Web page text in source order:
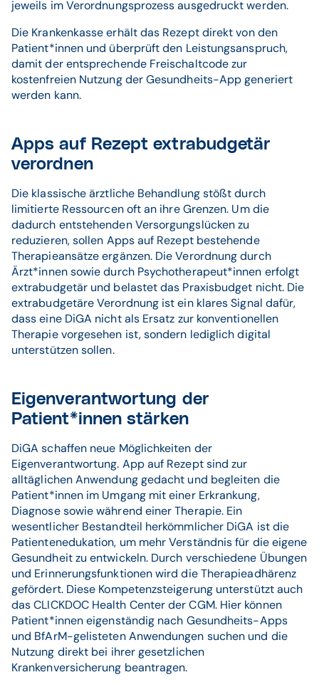
jeweils im Verordnungsprozess ausgedruckt werden.
Die Krankenkasse erhält das Rezept direkt von den
Patient*innen und überprüft den Leistungsanspruch,
damit der entsprechende Freischaltcode zur
kostenfreien Nutzung der Gesundheits-App generiert
werden kann.
Apps auf Rezept extrabudgetär
verordnen
Die klassische ärztliche Behandlung stößt durch
limitierte Ressourcen oft an ihre Grenzen. Um die
dadurch entstehenden Versorgungslücken zu
reduzieren, sollen Apps auf Rezept bestehende
Therapieansätze ergänzen. Die Verordnung durch
Ärzt*innen sowie durch Psychotherapeut*innen erfolgt
extrabudgetär und belastet das Praxisbudget nicht. Die
extrabudgetäre Verordnung ist ein klares Signal dafür,
dass eine DiGA nicht als Ersatz zur konventionellen
Therapie vorgesehen ist, sondern lediglich digital
unterstützen sollen.
Eigenverantwortung der
Patient*innen stärken
DiGA schaffen neue Möglichkeiten der
Eigenverantwortung. App auf Rezept sind zur
alltäglichen Anwendung gedacht und begleiten die
Patient*innen im Umgang mit einer Erkrankung,
Diagnose sowie während einer Therapie. Ein
wesentlicher Bestandteil herkömmlicher DiGA ist die
Patientenedukation, um mehr Verständnis für die eigene
Gesundheit zu entwickeln. Durch verschiedene Übungen
und Erinnerungsfunktionen wird die Therapieadhärenz
gefördert. Diese Kompetenzsteigerung unterstützt auch
das CLICKDOC Health Center der CGM. Hier können
Patient*innen eigenständig nach Gesundheits-Apps
und BfArM-gelisteten Anwendungen suchen und die
Nutzung direkt bei ihrer gesetzlichen
Krankenversicherung beantragen.